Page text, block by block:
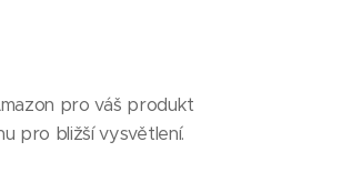
pro váš produkt
pro bližší vysvětlení.